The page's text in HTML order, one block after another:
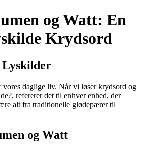
og Watt: En
Krydsord
daglige liv. Når vi løser krydsord og
refererer det til enhver enhed, der
alt fra traditionelle glødepærer til
og Watt